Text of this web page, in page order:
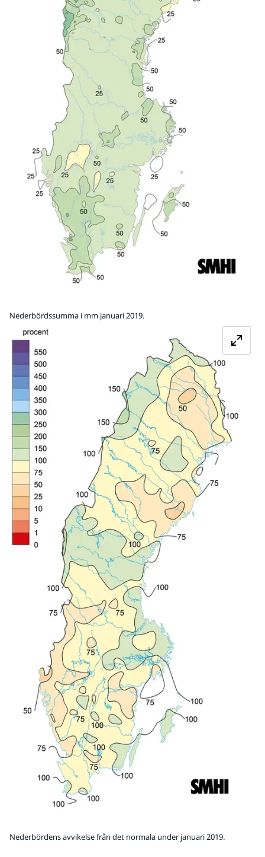
Nederbördssumma i mm januari 2019.
Nederbördens avvikelse från det normala under januari 2019.